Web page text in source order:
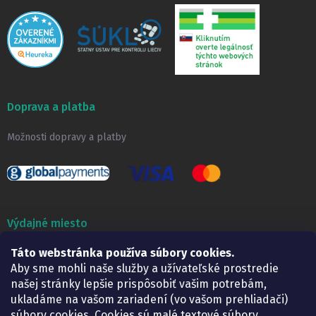
Táto webstránka používa súbory cookies.
Aby sme mohli naše služby a užívateľské prostredie
našej stránky lepšie prispôsobiť vašim potrebám,
ukladáme na vašom zariadení (vo vašom prehliadači)
Doprava a platba
Možnosti dopravy a platby
Výdajné miesto
Lekáreň ADONAI
Košice – Smetanova 2
Pondelok:
07.30 – 15.30 h.
Utorok:
07.30 – 16.00 h.
Streda:
07.30 – 16.00 h.